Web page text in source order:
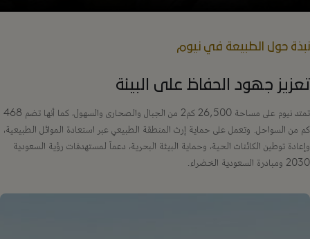
نبذة حول الطبيعة في نيوم
تعزيز جهود الحفاظ على البيئة
تمتد نيوم على مساحة 26,500 كم2 من الجبال والصحارى والسهول، كما أنها تضم 468
كم من السواحل. وتعمل على حماية إرث المنطقة الطبيعي عبر استعادة الموائل الطبيعية،
وإعادة توطين الكائنات الحية، وحماية البيئة البحرية، دعماً لمستهدفات رؤية السعودية
2030 ومبادرة السعودية الخضراء.